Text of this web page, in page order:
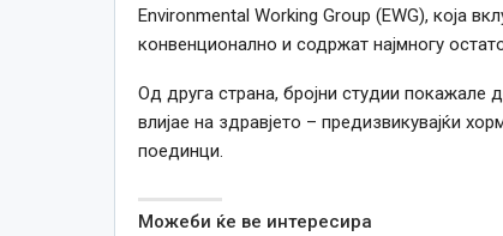
Environmental Working Group (EWG), која
конвенционално и содржат најмногу
Од друга страна, бројни студии покажале
влијае на здравјето – предизвикувајќи
поединци.
Можеби ќе ве интересира